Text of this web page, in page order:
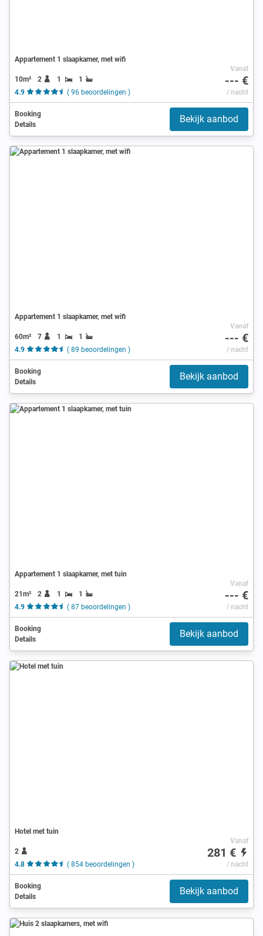
Appartement 1 slaapkamer, met wifi
10m² 2 1
1
4.9
( 96 beoordelingen )
Vanaf
--- €
/ nacht
Booking
Details
Bekijk aanbod
Appartement 1 slaapkamer, met wifi
60m² 7 1
1
4.9
( 89 beoordelingen )
Vanaf
--- €
/ nacht
Booking
Details
Bekijk aanbod
Appartement 1 slaapkamer, met tuin
21m² 2 1
1
4.9
( 87 beoordelingen )
Vanaf
--- €
/ nacht
Booking
Details
Bekijk aanbod
Hotel met tuin
2
4.8
( 854 beoordelingen )
Vanaf
281 €
/ nacht
Booking
Details
Bekijk aanbod